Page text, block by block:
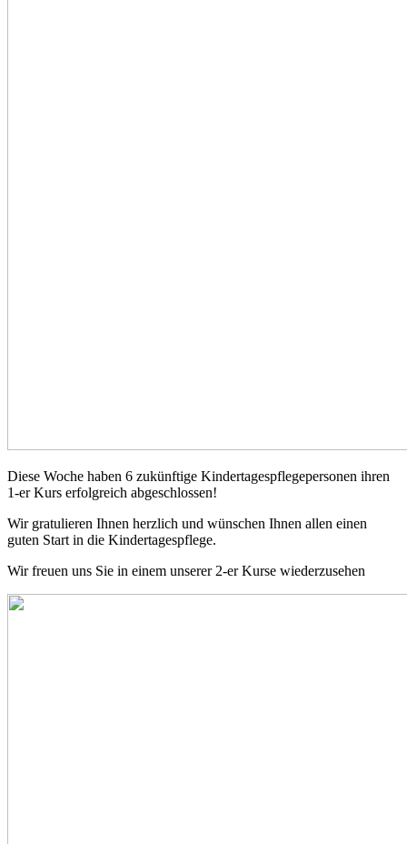
Diese Woche haben 6 zukünftige Kindertagespflegepersonen ihren
1-er Kurs erfolgreich abgeschlossen!
Wir gratulieren Ihnen herzlich und wünschen Ihnen allen einen
guten Start in die Kindertagespflege.
Wir freuen uns Sie in einem unserer 2-er Kurse wiederzusehen